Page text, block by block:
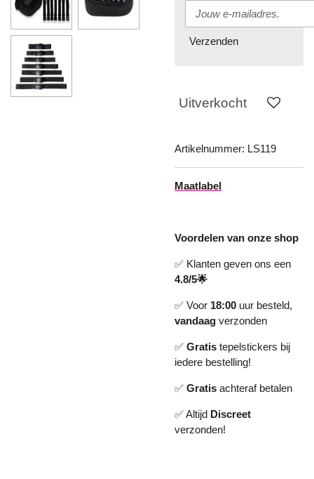
Verzenden
Uitverkocht
Artikelnummer: LS119
Maatlabel
Voordelen van onze shop
✅ Klanten geven ons een
4.8/5🌟
✅ Voor 18:00 uur besteld,
vandaag verzonden
✅ Gratis tepelstickers bij
iedere bestelling!
✅ Gratis achteraf betalen
✅ Altijd Discreet
verzonden!